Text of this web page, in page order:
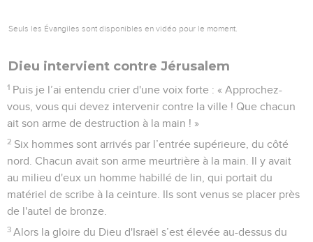
Seuls les Évangiles sont disponibles en vidéo pour le moment.
Dieu intervient contre Jérusalem
1 Puis je l’ai entendu crier d'une voix forte : « Approchez-
vous, vous qui devez intervenir contre la ville ! Que chacun
ait son arme de destruction à la main ! »
2 Six hommes sont arrivés par l’entrée supérieure, du côté
nord. Chacun avait son arme meurtrière à la main. Il y avait
au milieu d'eux un homme habillé de lin, qui portait du
matériel de scribe à la ceinture. Ils sont venus se placer près
de l'autel de bronze.
3 Alors la gloire du Dieu d'Israël s’est élevée au-dessus du